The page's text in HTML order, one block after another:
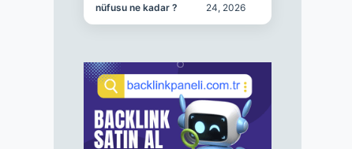
nüfusu ne kadar ?
24, 2026